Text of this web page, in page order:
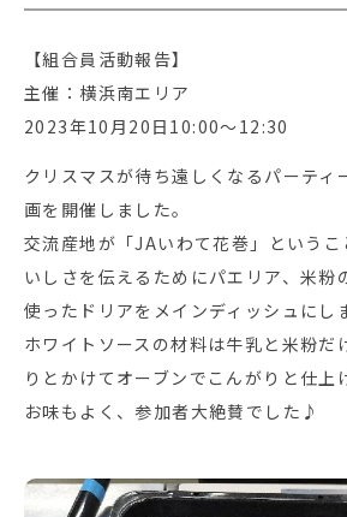
【組合員活動報告】
主催：横浜南エリア
2023年10月20日10:00～12:30
クリスマスが待ち遠しくなるパーティ
画を開催しました。
交流産地が「JAいわて花巻」という
いしさを伝えるためにパエリア、米粉
使ったドリアをメインディッシュにし
ホワイトソースの材料は牛乳と米粉だ
りとかけてオーブンでこんがりと仕上
お味もよく、参加者大絶賛でした♪